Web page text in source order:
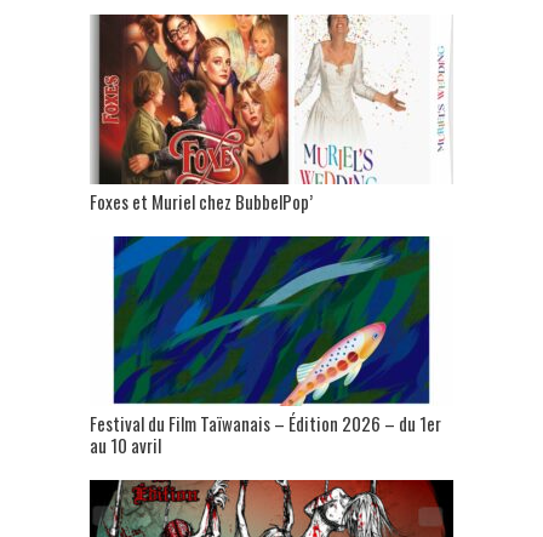
Foxes et Muriel chez BubbelPop’
Festival du Film Taïwanais – Édition 2026 – du 1er
au 10 avril